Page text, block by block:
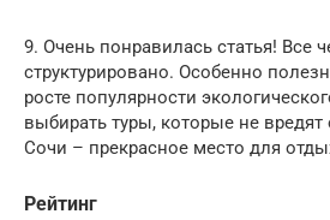
9. Очень понравилась статья! Все
структурировано. Особенно
росте популярности
выбирать туры, которые не
Сочи – прекрасное место для
Рейтинг